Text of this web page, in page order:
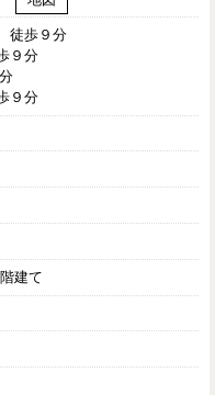
徒歩９分
９分
９分
建て